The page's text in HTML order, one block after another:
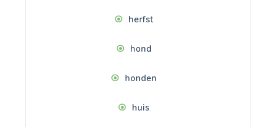
herfst
hond
honden
huis